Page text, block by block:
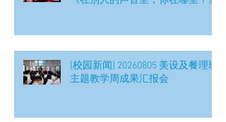
[校园新闻] 20260805 美设及餐理班
主题教学周成果汇报会